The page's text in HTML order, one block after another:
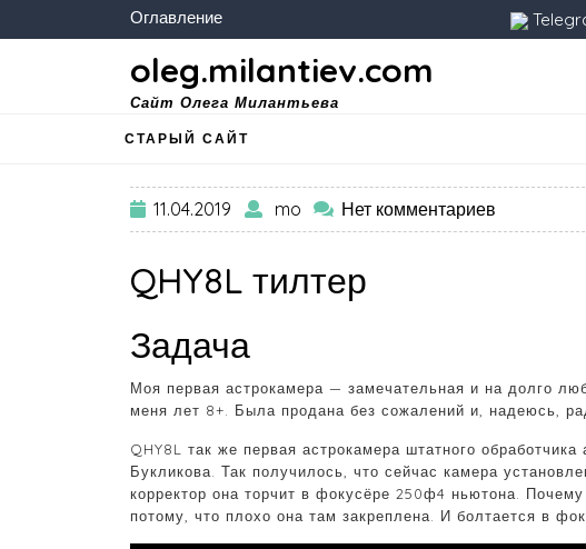
Оглавление
oleg.milantiev.com
Сайт Олега Милантьева
СТАРЫЙ САЙТ
11.04.2019 mo Нет комментариев
QHY8L тилтер
Задача
Моя первая астрокамера — замечательная и на долго
меня лет 8+. Была продана без сожалений и, надеюсь,
QHY8L так же первая астрокамера штатного
Букликова. Так получилось, что сейчас камера
корректор она торчит в фокусёре 250ф4 ньютона.
потому, что плохо она там закреплена. И болтается в